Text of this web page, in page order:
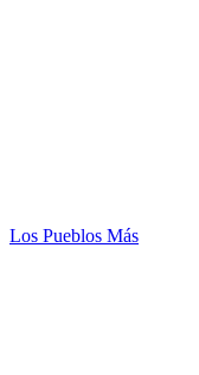
Los Pueblos Más